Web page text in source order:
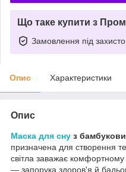
Що таке купити з
Замовлення під
Опис Характеристики
Опис
Маска для сну з
призначена для створення
світла заважає
— запорука здоров'я й